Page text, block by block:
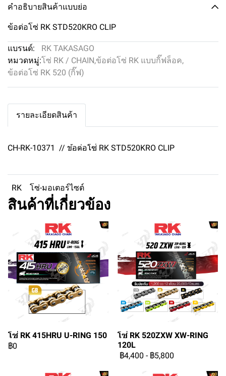
คำอธิบายสินค้าแบบย่อ
ข้อต่อโซ่ RK STD520KRO CLIP
แบรนด์:
RK TAKASAGO
หมวดหมู่:โซ่ RK / CHAIN,ข้อต่อโซ่ RK แบบกิ๊ฟล็อค,
ข้อต่อโซ่ RK 520 (กิ๊ฟ)
รายละเอียดสินค้า
CH-RK-10371 // ข้อต่อโซ่ RK STD520KRO CLIP
RK โซ่-มอเตอร์ไซต์
สินค้าที่เกี่ยวข้อง
โซ่ RK 415HRU U-RING 150
฿0
โซ่ RK 520ZXW XW-RING
120L
฿4,400 - ฿5,800